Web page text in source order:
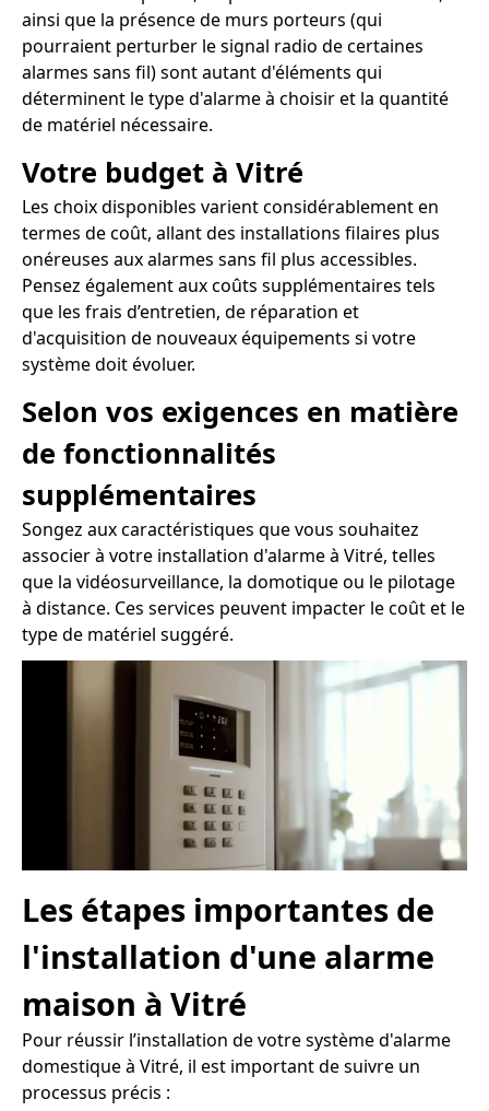
ainsi que la présence de murs porteurs (qui
pourraient perturber le signal radio de certaines
alarmes sans fil) sont autant d'éléments qui
déterminent le type d'alarme à choisir et la quantité
de matériel nécessaire.
Votre budget à Vitré
Les choix disponibles varient considérablement en
termes de coût, allant des installations filaires plus
onéreuses aux alarmes sans fil plus accessibles.
Pensez également aux coûts supplémentaires tels
que les frais d’entretien, de réparation et
d'acquisition de nouveaux équipements si votre
système doit évoluer.
Selon vos exigences en matière
de fonctionnalités
supplémentaires
Songez aux caractéristiques que vous souhaitez
associer à votre installation d'alarme à Vitré, telles
que la vidéosurveillance, la domotique ou le pilotage
à distance. Ces services peuvent impacter le coût et le
type de matériel suggéré.
Les étapes importantes de
l'installation d'une alarme
maison à Vitré
Pour réussir l’installation de votre système d'alarme
domestique à Vitré, il est important de suivre un
processus précis :